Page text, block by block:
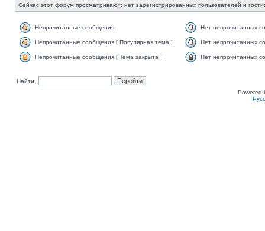
Сейчас этот форум просматривают: нет зарегистрированных пользователей и
Непрочитанные сообщения Нет непрочитанных
Непрочитанные сообщения [ Популярная тема ] Нет непрочитанных
Непрочитанные сообщения [ Тема закрыта ] Нет непрочитанных
Найти:
Powered